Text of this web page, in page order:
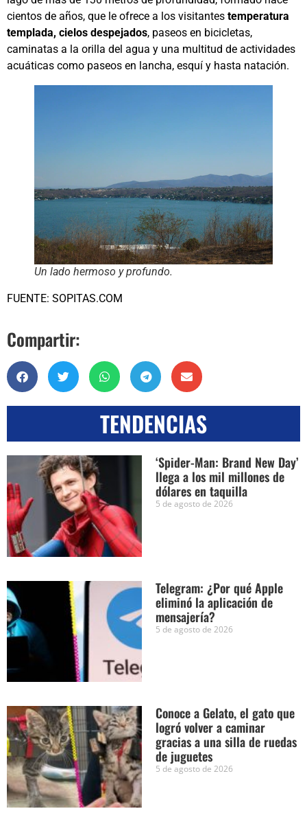
cientos de años, que le ofrece a los visitantes temperatura
templada, cielos despejados, paseos en bicicletas,
caminatas a la orilla del agua y una multitud de actividades
acuáticas como paseos en lancha, esquí y hasta natación.
Un lado hermoso y profundo.
FUENTE: SOPITAS.COM
Compartir:
TENDENCIAS
‘Spider-Man: Brand New Day’
llega a los mil millones de
dólares en taquilla
5 de agosto de 2026
Telegram: ¿Por qué Apple
eliminó la aplicación de
mensajería?
5 de agosto de 2026
Conoce a Gelato, el gato que
logró volver a caminar
gracias a una silla de ruedas
de juguetes
5 de agosto de 2026